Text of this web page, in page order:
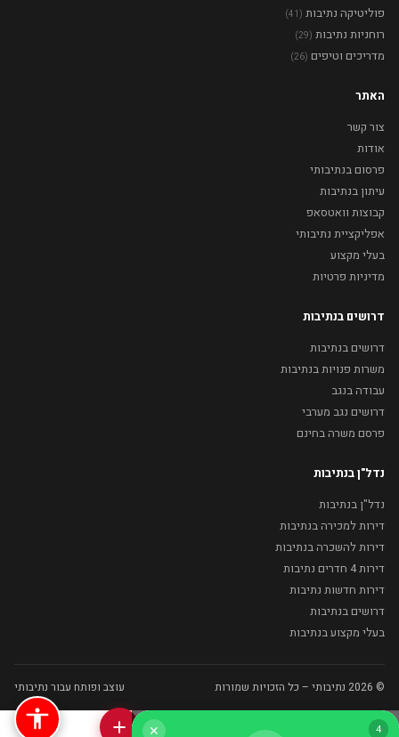
פוליטיקה נתיבות (41)
רוחניות נתיבות (29)
מדריכים וטיפים (26)
האתר
צור קשר
אודות
פרסום בנתיבותי
עיתון בנתיבות
קבוצות וואטסאפ
אפליקציית נתיבותי
בעלי מקצוע
מדיניות פרטיות
דרושים בנתיבות
דרושים בנתיבות
משרות פנויות בנתיבות
עבודה בנגב
דרושים נגב מערבי
פרסם משרה בחינם
נדל"ן בנתיבות
נדל"ן בנתיבות
דירות למכירה בנתיבות
דירות להשכרה בנתיבות
דירות 4 חדרים נתיבות
דירות חדשות נתיבות
דרושים בנתיבות
בעלי מקצוע בנתיבות
© 2026 נתיבותי – כל הזכויות שמורות עוצב ופותח עבור נתיבותי
✕ 3